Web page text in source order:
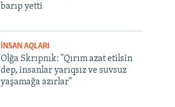
barıp yetti
İNSAN AQLARI
Olğa Skrıpnık: "Qırım azat etilsin
dep, insanlar yarıqsız ve suvsuz
yaşamağa azırlar"